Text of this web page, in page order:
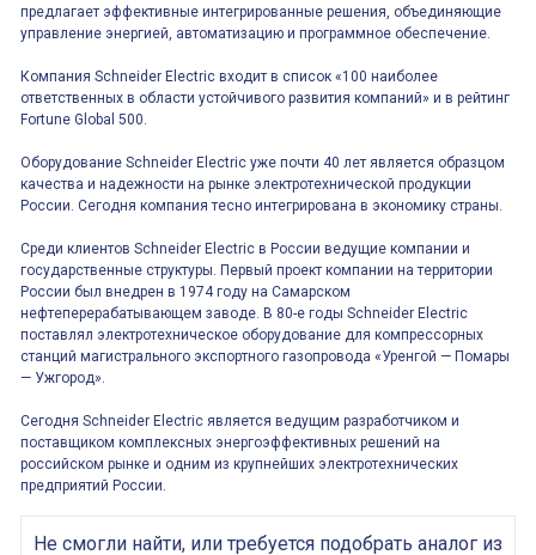
предлагает эффективные интегрированные решения, объединяющие
управление энергией, автоматизацию и программное обеспечение.
Компания Schneider Electric входит в список «100 наиболее
ответственных в области устойчивого развития компаний» и в рейтинг
Fortune Global 500.
Оборудование Schneider Electric уже почти 40 лет является образцом
качества и надежности на рынке электротехнической продукции
России. Сегодня компания тесно интегрирована в экономику страны.
Среди клиентов Schneider Electric в России ведущие компании и
государственные структуры. Первый проект компании на территории
России был внедрен в 1974 году на Самарском
нефтеперерабатывающем заводе. В 80-е годы Schneider Electric
поставлял электротехническое оборудование для компрессорных
станций магистрального экспортного газопровода «Уренгой — Помары
— Ужгород».
Сегодня Schneider Electric является ведущим разработчиком и
поставщиком комплексных энергоэффективных решений на
российском рынке и одним из крупнейших электротехнических
предприятий России.
Не смогли найти, или требуется подобрать аналог из